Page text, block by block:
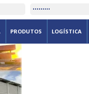
PRODUTOS LOGÍSTICA